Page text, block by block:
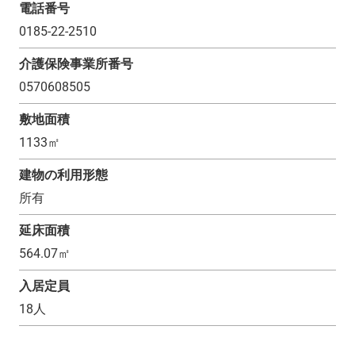
電話番号
0185-22-2510
介護保険事業所番号
0570608505
敷地面積
1133㎡
建物の利用形態
所有
延床面積
564.07㎡
入居定員
18人